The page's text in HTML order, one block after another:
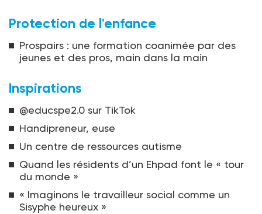
Protection de l'enfance
Prospairs : une formation coanimée par des
jeunes et des pros, main dans la main
Inspirations
@educspe2.0 sur TikTok
Handipreneur, euse
Un centre de ressources autisme
Quand les résidents d’un Ehpad font le « tour
du monde »
« Imaginons le travailleur social comme un
Sisyphe heureux »